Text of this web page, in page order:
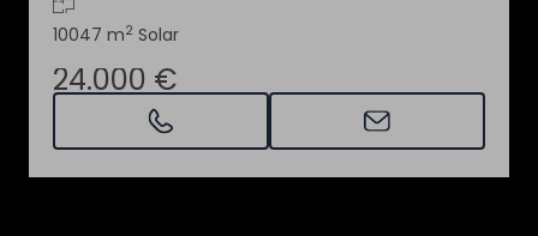
10047 m2 Solar
24.000 €